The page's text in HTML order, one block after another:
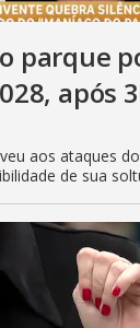
parque
após
aos ataques
de sua